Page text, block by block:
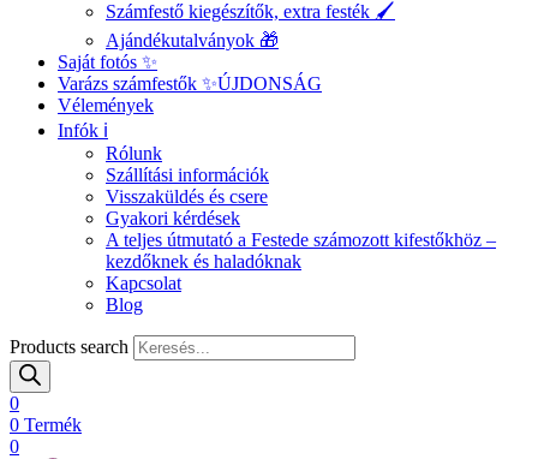
Számfestő kiegészítők, extra festék 🖌️
Ajándékutalványok 🎁
Saját fotós ✨
Varázs számfestők ✨ÚJDONSÁG
Vélemények
Infók ℹ️
Rólunk
Szállítási információk
Visszaküldés és csere
Gyakori kérdések
A teljes útmutató a Festede számozott kifestőkhöz –
kezdőknek és haladóknak
Kapcsolat
Blog
Products search
0
0 Termék
0